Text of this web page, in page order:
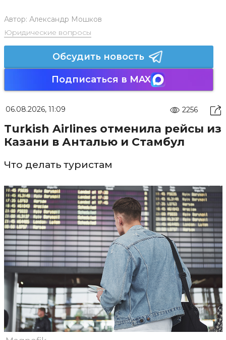
Автор: Александр Мошков
Юридические вопросы
Обсудить новость
Подписаться в MAX
06.08.2026, 11:09 2256
Turkish Airlines отменила рейсы из
Казани в Анталью и Стамбул
Что делать туристам